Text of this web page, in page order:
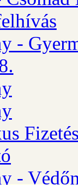
-
-